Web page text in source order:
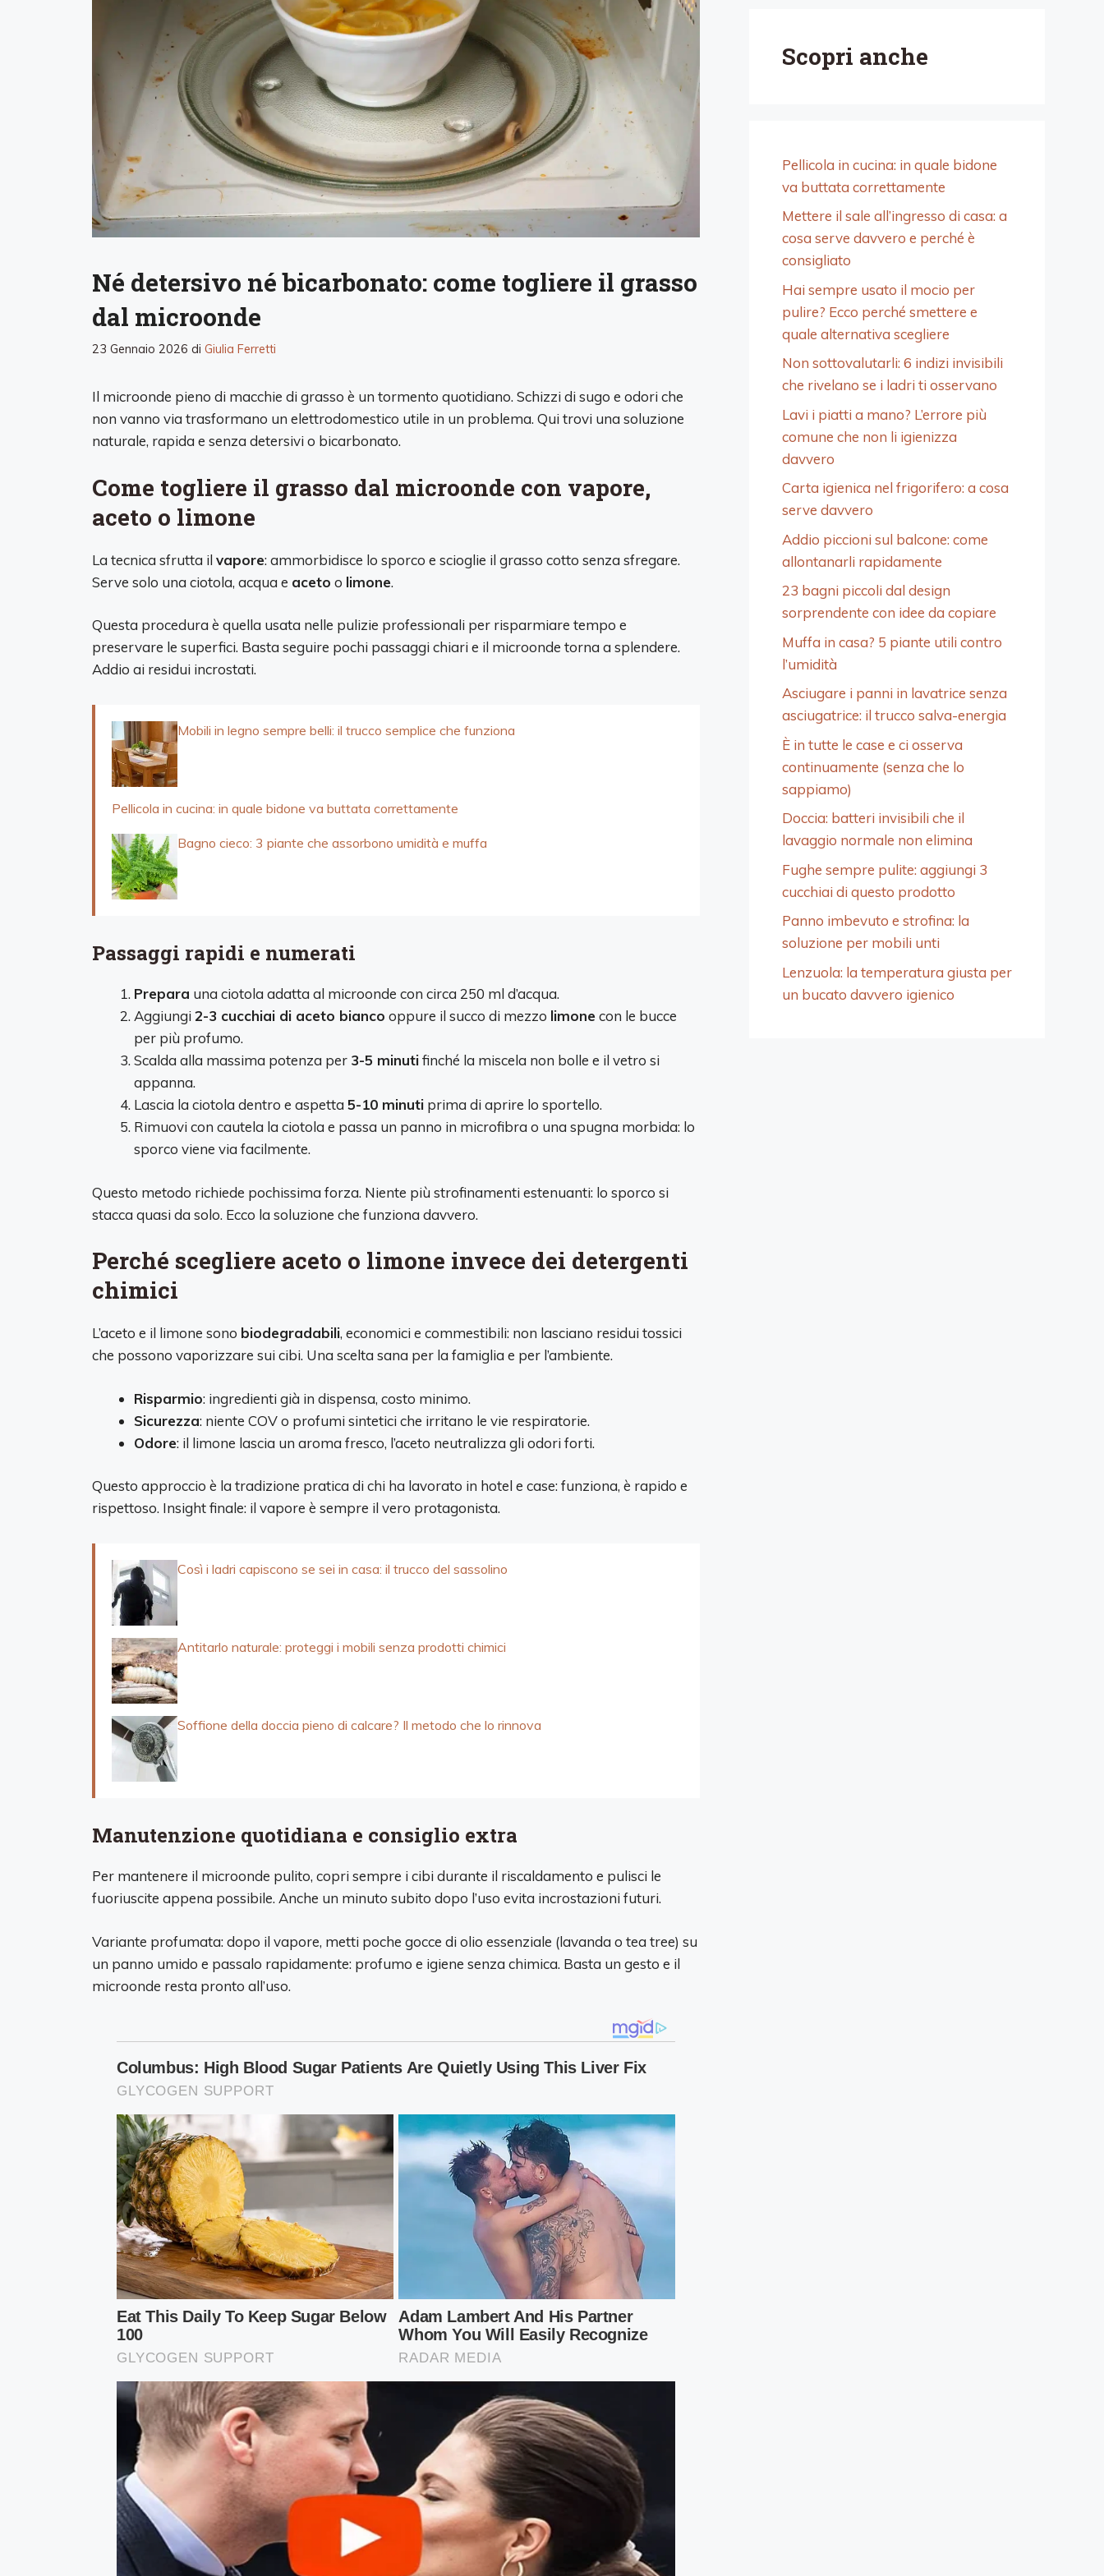
Né detersivo né bicarbonato: come togliere il grasso
dal microonde
23 Gennaio 2026 di Giulia Ferretti
Il microonde pieno di macchie di grasso è un tormento quotidiano. Schizzi di sugo e odori che
non vanno via trasformano un elettrodomestico utile in un problema. Qui trovi una soluzione
naturale, rapida e senza detersivi o bicarbonato.
Come togliere il grasso dal microonde con vapore,
aceto o limone
La tecnica sfrutta ilvapore: ammorbidisce lo sporco e scioglie il grasso cotto senza sfregare.
Serve solo una ciotola, acqua e aceto o limone.
Questa procedura è quella usata nelle pulizie professionali per risparmiare tempo e
preservare le superfici. Basta seguire pochi passaggi chiari e il microonde torna a splendere.
Addio ai residui incrostati.
Mobili in legno sempre belli: il trucco semplice che funziona
Pellicola in cucina: in quale bidone va buttata correttamente
Bagno cieco: 3 piante che assorbono umidità e muffa
Passaggi rapidi e numerati
Prepara una ciotola adatta al microonde con circa 250 ml d’acqua.
Aggiungi2-3 cucchiai di aceto bianco oppure il succo di mezzo limone con le bucce
per più profumo.
Scalda alla massima potenza per 3-5 minutifinché la miscela non bolle e il vetro si
appanna.
Lascia la ciotola dentro e aspetta 5-10 minuti prima di aprire lo sportello.
Rimuovi con cautela la ciotola e passa un panno in microfibra o una spugna morbida: lo
sporco viene via facilmente.
Questo metodo richiede pochissima forza. Niente più strofinamenti estenuanti: lo sporco si
stacca quasi da solo. Ecco la soluzione che funziona davvero.
Perché scegliere aceto o limone invece dei detergenti
chimici
L’aceto e il limone sono biodegradabili, economici e commestibili: non lasciano residui tossici
che possono vaporizzare sui cibi. Una scelta sana per la famiglia e per l’ambiente.
Risparmio: ingredienti già in dispensa, costo minimo.
Sicurezza: niente COV o profumi sintetici che irritano le vie respiratorie.
Odore: il limone lascia un aroma fresco, l’aceto neutralizza gli odori forti.
Questo approccio è la tradizione pratica di chi ha lavorato in hotel e case: funziona, è rapido e
rispettoso. Insight finale: il vapore è sempre il vero protagonista.
Così i ladri capiscono se sei in casa: il trucco del sassolino
Antitarlo naturale: proteggi i mobili senza prodotti chimici
Soffione della doccia pieno di calcare? Il metodo che lo rinnova
Manutenzione quotidiana e consiglio extra
Per mantenere il microonde pulito, copri sempre i cibi durante il riscaldamento e pulisci le
fuoriuscite appena possibile. Anche un minuto subito dopo l’uso evita incrostazioni futuri.
Variante profumata: dopo il vapore, metti poche gocce di olio essenziale (lavanda o tea tree) su
un panno umido e passalo rapidamente: profumo e igiene senza chimica. Basta un gesto e il
microonde resta pronto all’uso.
Scopri anche
Pellicola in cucina: in quale bidone
va buttata correttamente
Mettere il sale all’ingresso di casa: a
cosa serve davvero e perché è
consigliato
Hai sempre usato il mocio per
pulire? Ecco perché smettere e
quale alternativa scegliere
Non sottovalutarli: 6 indizi invisibili
che rivelano se i ladri ti osservano
Lavi i piatti a mano? L’errore più
comune che non li igienizza
davvero
Carta igienica nel frigorifero: a cosa
serve davvero
Addio piccioni sul balcone: come
allontanarli rapidamente
23 bagni piccoli dal design
sorprendente con idee da copiare
Muffa in casa? 5 piante utili contro
l’umidità
Asciugare i panni in lavatrice senza
asciugatrice: il trucco salva-energia
È in tutte le case e ci osserva
continuamente (senza che lo
sappiamo)
Doccia: batteri invisibili che il
lavaggio normale non elimina
Fughe sempre pulite: aggiungi 3
cucchiai di questo prodotto
Panno imbevuto e strofina: la
soluzione per mobili unti
Lenzuola: la temperatura giusta per
un bucato davvero igienico